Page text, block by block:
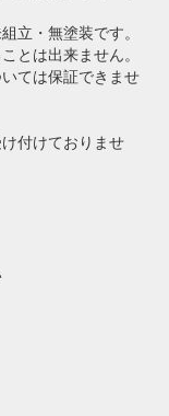
立・無塗装です。
とは出来ません。
ては保証できませ
付けておりませ